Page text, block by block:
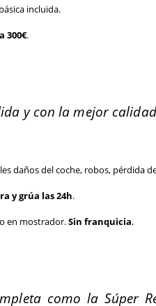
incluida.
300€.
y con la mejor
daños del coche, robos, pérdida
y grúa las 24h.
en mostrador. Sin franquicia.
como la Súper